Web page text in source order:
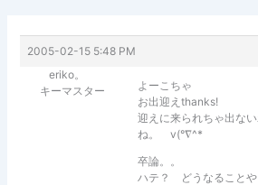
2005-02-15 5:48 PM
eriko。
キーマスター
よーこちゃ
お出迎えthanks!
迎えに来られちゃ出な
ね。 v(°∇^*
卒論。。
ハテ？ どうなること